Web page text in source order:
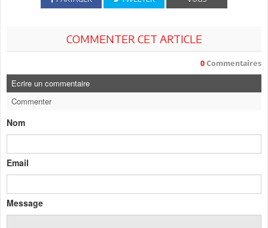
COMMENTER CET ARTICLE
0 Commentaires
Ecrire un commentaire
Commenter
Nom
Email
Message